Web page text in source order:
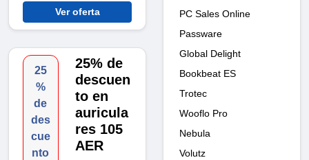
Ver oferta
25
%
de
des
cue
nto
25% de
descuen
to en
auricula
res 105
AER
PC Sales Online
Passware
Global Delight
Bookbeat ES
Trotec
Wooflo Pro
Nebula
Volutz